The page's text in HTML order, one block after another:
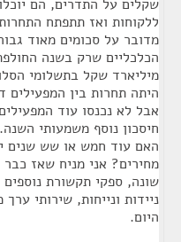
שקלים על התדרים, הם
ללקוחות ואז תתפתח
מדובר על סכומים מאוד
היתה תחרות בין המפעילים
אבל לא נכנסו עוד
חיסכון נוסף משמעותי
האם עוד חמש או שש שנים
מחירים? אני מניח שאז
שונה, ספקי תקשורת
ניידות ונייחות, שירותי
היום.